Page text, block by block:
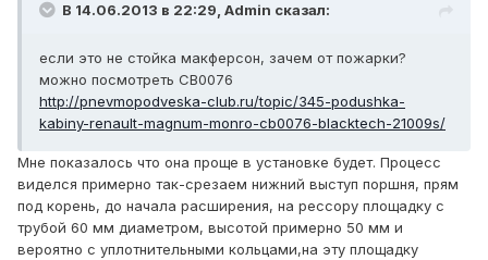
В 14.06.2013 в 22:29, Admin сказал:
если это не стойка макферсон, зачем от пожарки?
можно посмотреть CB0076
http://pnevmopodveska-club.ru/topic/345-podushka-
kabiny-renault-magnum-monro-cb0076-blacktech-21009s/
Мне показалось что она проще в установке будет. Процесс
виделся примерно так-срезаем нижний выступ поршня, прям
под корень, до начала расширения, на рессору площадку с
трубой 60 мм диаметром, высотой примерно 50 мм и
вероятно с уплотнительными кольцами,на эту площадку